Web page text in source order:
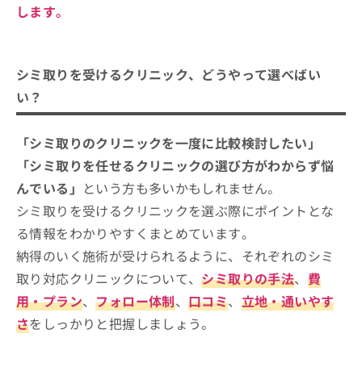
します。
シミ取りを受けるクリニック、どうやって選べばい
い？
「シミ取りのクリニックを一度に比較検討したい」
「シミ取りを任せるクリニックの選び方がわからず悩
んでいる」 という方も多いかもしれません。
シミ取りを受けるクリニックを選ぶ際にポイントとな
る情報をわかりやすくまとめています。
納得のいく施術が受けられるように、それぞれのシミ
取り対応クリニックについて、シミ取りの手法、 費
用・プラン、フォロー体制、口コミ、 立地・通いやす
さをしっかりと把握しましょう。